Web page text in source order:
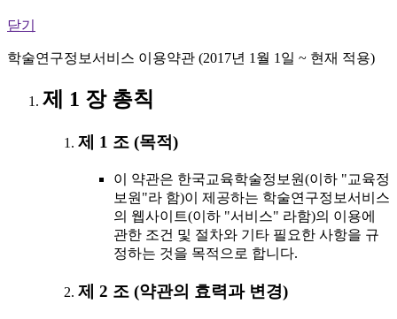
닫기
학술연구정보서비스 이용약관 (2017년 1월 1일 ~ 현재 적용)
제 1 장 총칙
제 1 조 (목적)
이 약관은 한국교육학술정보원(이하 "교육정
보원"라 함)이 제공하는 학술연구정보서비스
의 웹사이트(이하 "서비스" 라함)의 이용에
관한 조건 및 절차와 기타 필요한 사항을 규
정하는 것을 목적으로 합니다.
제 2 조 (약관의 효력과 변경)